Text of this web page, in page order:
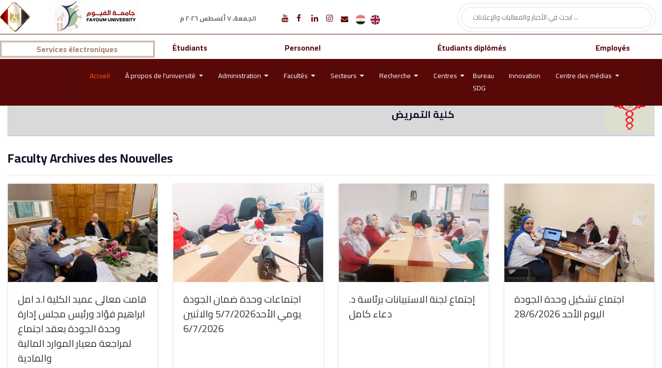
الجمعة، ٧ أغسطس ٢٠٢٦ م
Services électroniques Étudiants Personnel Étudiants diplômés Employés
Accueil À propos de l'université Administration Facultés Secteurs Recherche Centres
Bureau
SDG
Innovation Centre des médias
كلية التمريض
Faculty Archives des Nouvelles
قامت معالى عميد الكلية ا.د امل
ابراهيم فؤاد ورئيس مجلس إدارة
وحدة الجودة بعقد اجتماع
لمراجعة معيار الموارد المالية
والمادية
اجتماعات وحدة ضمان الجودة
يومي الأحد5/7/2026 والاثنين
6/7/2026
إجتماع لجنة الاستبيانات برئاسة د.
دعاء كامل
اجتماع تشكيل وحدة الجودة
اليوم الأحد 28/6/2026